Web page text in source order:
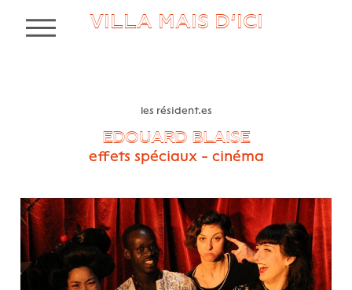
VILLA MAIS D’ICI
MENU
les résident.es
EDOUARD BLAISE
effets spéciaux - cinéma